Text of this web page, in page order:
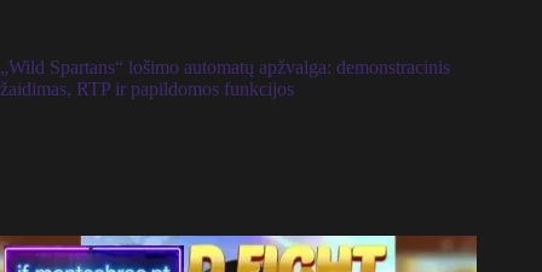
„Wild Spartans“ lošimo automatų apžvalga: demonstracinis
žaidimas, RTP ir papildomos funkcijos